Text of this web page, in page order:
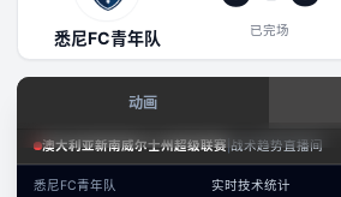
悉尼FC青年队 已完场
动画
澳大利亚新南威尔士州超级联赛|战术趋势直播间
澳大利亚新南威尔士州超级联赛·攻防态势
足球场景态势
悉尼FC青年队 实时技术统计